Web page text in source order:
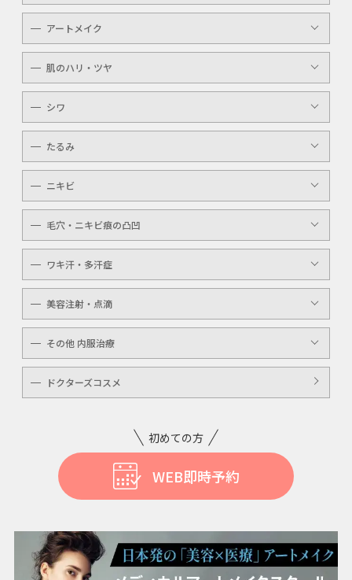
初めての方
WEB即時予約
メンズ
キッズ
介護
レーザートーニング
顔・体のシミ取り
ピコレーザー
アートメイク
眉（アイブロウ）
唇（リップ）
メンズ
アイライン
肌のハリ・ツヤ
YAGシャワー
マッサージピール
ケミカルピーリング
シワ
ボトックスボツラックス
ボトックスビスタ
たるみ
YAGシャワー
ニキビ
レーザートーニング
ケミカルピーリング
毛穴・ニキビ痕の凸凹
YAGシャワー
毛穴洗浄
ワキ汗・多汗症
ボトックスボツラックス
ボトックスビスタ
美容注射・点滴
高濃度ビタミンC点滴
白玉注射・点滴
ニキビ・美肌注射・点滴
その他 内服治療
美白内服治療
ドクターズコスメ